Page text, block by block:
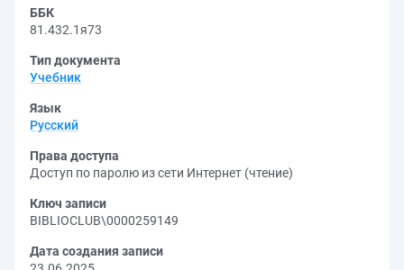
ББК
81.432.1я73
Тип документа
Учебник
Язык
Русский
Права доступа
Доступ по паролю из сети Интернет (чтение)
Ключ записи
BIBLIOCLUB\0000259149
Дата создания записи